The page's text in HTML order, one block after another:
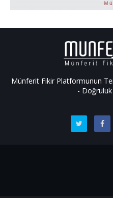
Münferit Fikir Platformunun
-